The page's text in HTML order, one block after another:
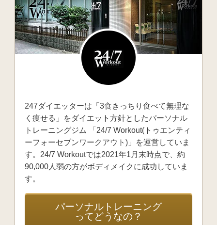
247ダイエッターは「3食きっちり食べて無理な
く痩せる」をダイエット方針としたパーソナル
トレーニングジム 「24/7 Workout(トゥエンティ
ーフォーセブンワークアウト)」を運営していま
す。24/7 Workoutでは2021年1月末時点で、約
90,000人弱の方がボディメイクに成功していま
す。
パーソナルトレーニング
ってどうなの？